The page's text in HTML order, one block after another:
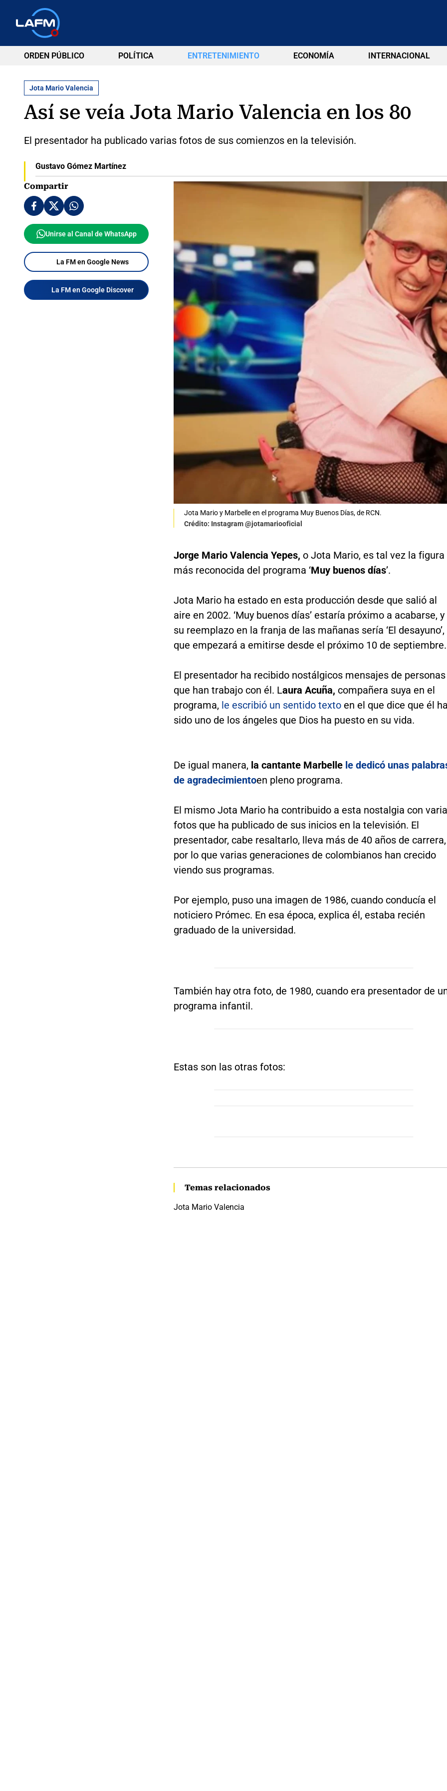
ORDEN PÚBLICO POLÍTICA ENTRETENIMIENTO ECONOMÍA INTERNACIONAL
Jota Mario Valencia
Así se veía Jota Mario Valencia en los 80
El presentador ha publicado varias fotos de sus comienzos en la televisión.
Gustavo Gómez Martínez
Compartir
Unirse al Canal de WhatsApp
La FM en Google News
La FM en Google Discover
Jota Mario y Marbelle en el programa Muy Buenos Días, de RCN.
Crédito: Instagram @jotamariooficial
Jorge Mario Valencia Yepes, o Jota Mario, es tal vez la figura
más reconocida del programa ‘Muy buenos días’.
Jota Mario ha estado en esta producción desde que salió al
aire en 2002. ‘Muy buenos días’ estaría próximo a acabarse, y
su reemplazo en la franja de las mañanas sería ‘El desayuno’,
que empezará a emitirse desde el próximo 10 de septiembre.
El presentador ha recibido nostálgicos mensajes de personas
que han trabajo con él. Laura Acuña, compañera suya en el
programa, le escribió un sentido textoen el que dice que él ha
sido uno de los ángeles que Dios ha puesto en su vida.
De igual manera, la cantante Marbelle le dedicó unas
de agradecimientoen pleno programa.
El mismo Jota Mario ha contribuido a esta nostalgia con
fotos que ha publicado de sus inicios en la televisión. El
presentador, cabe resaltarlo, lleva más de 40 años de carrera,
por lo que varias generaciones de colombianos han crecido
viendo sus programas.
Por ejemplo, puso una imagen de 1986, cuando conducía el
noticiero Prómec. En esa época, explica él, estaba recién
graduado de la universidad.
También hay otra foto, de 1980, cuando era presentador de
programa infantil.
Estas son las otras fotos:
Temas relacionados
Jota Mario Valencia